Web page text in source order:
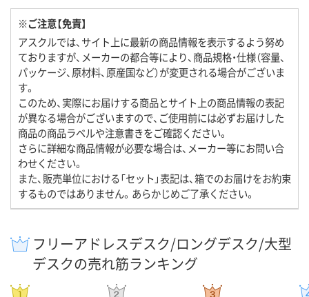
※ご注意【免責】
アスクルでは、サイト上に最新の商品情報を表示するよう努め
ておりますが、メーカーの都合等により、商品規格・仕様（容量、
パッケージ、原材料、原産国など）が変更される場合がございま
す。
このため、実際にお届けする商品とサイト上の商品情報の表記
が異なる場合がございますので、ご使用前には必ずお届けした
商品の商品ラベルや注意書きをご確認ください。
さらに詳細な商品情報が必要な場合は、メーカー等にお問い合
わせください。
また、販売単位における「セット」表記は、箱でのお届けをお約束
するものではありません。あらかじめご了承ください。
フリーアドレスデスク/ロングデスク/大型
デスクの売れ筋ランキング